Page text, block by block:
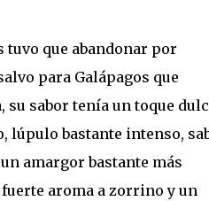
que abandonar por
para Galápagos que
sabor tenía un toque
lúpulo bastante intenso,
amargor bastante más
aroma a zorrino y un